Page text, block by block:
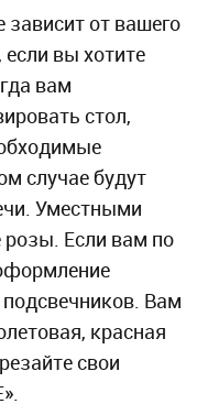
от вашего
вы хотите
вам
стол,
случае будут
Уместными
розы. Если вам по
Вам
красная
свои